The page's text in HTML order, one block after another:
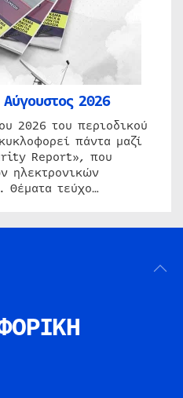
2026
2026 του περιοδικού
πάντα μαζί
Report», που
ηλεκτρονικών
Θέματα τεύχο…